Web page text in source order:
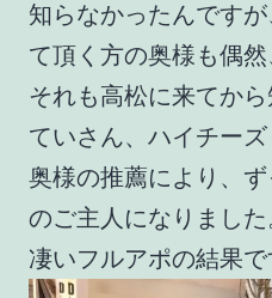
知らなかったんです
て頂く方の奥様も偶然
それも高松に来てか
ていさん、ハイチー
奥様の推薦により、
のご主人になりました
凄いフルアポの結果